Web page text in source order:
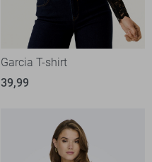
Garcia T-shirt
39,99